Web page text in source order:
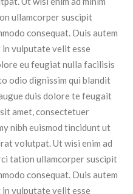
ullamcorper suscipit
consequat. Duis autem
vulputate velit esse
eu feugiat nulla facilisis
odio dignissim qui blandit
duis dolore te feugait
amet, consectetuer
nibh euismod tincidunt ut
volutpat. Ut wisi enim ad
tation ullamcorper suscipit
consequat. Duis autem
vulputate velit esse